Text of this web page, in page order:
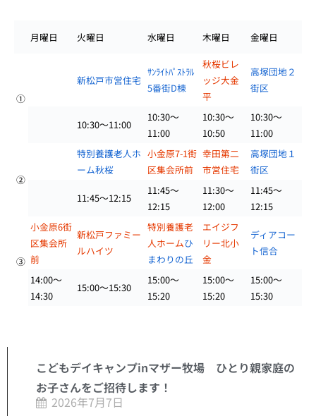
月曜日 火曜日 水曜日 木曜日 金曜日
①
新松戸市営住宅
ｻﾝﾗｲﾄﾊﾟｽﾄﾗﾙ
5番街D棟
秋桜ビレ
ッジ大金
平
高塚団地２
街区
10:30～11:00
10:30～
11:00
10:30～
10:50
10:30～
11:00
②
特別養護老人ホ
ーム秋桜
小金原7-1街
区集会所前
幸田第二
市営住宅
高塚団地１
街区
11:45～12:15
11:45～
12:15
11:30～
12:00
11:45～
12:15
③
小金原6街
区集会所
前
新松戸ファミー
ルハイツ
特別養護老
人ホームひ
まわりの丘
エイジフ
リー北小
金
ディアコー
ト信合
14:00～
14:30
15:00～15:30
15:00～
15:20
15:00～
15:20
15:00～
15:30
こどもデイキャンプinマザー牧場 ひとり親家庭の
お子さんをご招待します！
2026年7月7日